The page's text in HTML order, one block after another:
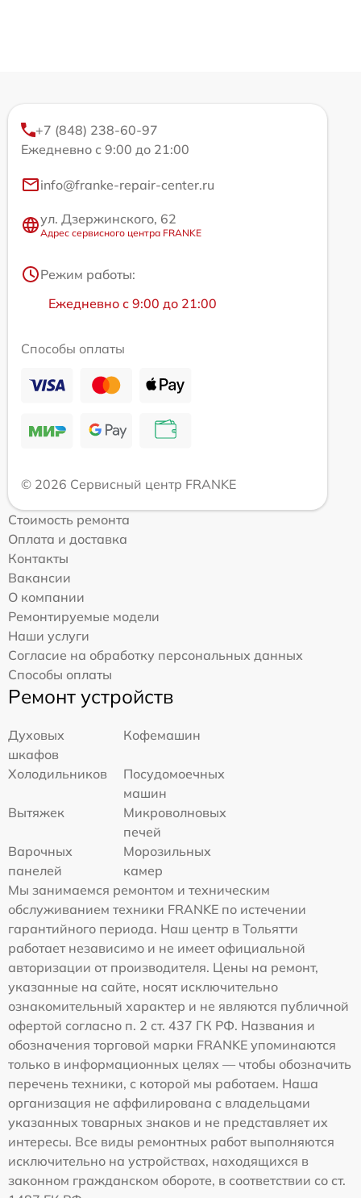
+7 (848) 238-60-97
Ежедневно с 9:00 до 21:00
info@franke-repair-center.ru
ул. Дзержинского, 62
Адрес сервисного центра FRANKE
Режим работы:
Ежедневно с 9:00 до 21:00
Способы оплаты
© 2026 Сервисный центр FRANKE
Стоимость ремонта
Оплата и доставка
Контакты
Вакансии
О компании
Ремонтируемые модели
Наши услуги
Согласие на обработку персональных данных
Способы оплаты
Ремонт устройств
Духовых
шкафов
Кофемашин
Холодильников
Посудомоечных
машин
Вытяжек
Микроволновых
печей
Варочных
панелей
Морозильных
камер
Мы занимаемся ремонтом и техническим
обслуживанием техники FRANKE по истечении
гарантийного периода. Наш центр в Тольятти
работает независимо и не имеет официальной
авторизации от производителя. Цены на ремонт,
указанные на сайте, носят исключительно
ознакомительный характер и не являются публичной
офертой согласно п. 2 ст. 437 ГК РФ. Названия и
обозначения торговой марки FRANKE упоминаются
только в информационных целях — чтобы обозначить
перечень техники, с которой мы работаем. Наша
организация не аффилирована с владельцами
указанных товарных знаков и не представляет их
интересы. Все виды ремонтных работ выполняются
исключительно на устройствах, находящихся в
законном гражданском обороте, в соответствии со ст.